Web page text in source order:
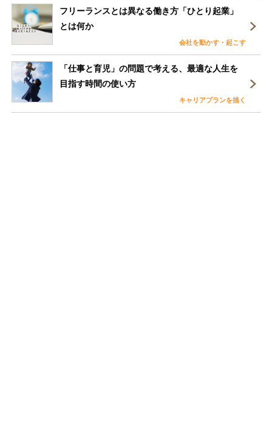
フリーランスとは異なる働き方「ひとり起業」
とは何か
会社を動かす・起こす
「仕事と育児」の問題で考える、最適な人生を
目指す時間の使い方
キャリアプランを描く